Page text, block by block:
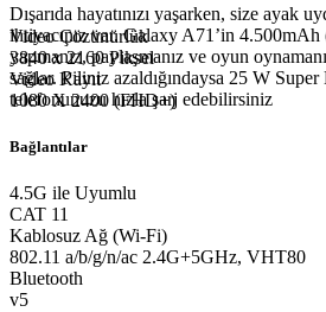
Dışarıda hayatınızı yaşarken, size ayak
ihtiyacınız var. Galaxy A71’in
yapmanız, paylaşmanız ve oyun
sağlar. Piliniz azaldığındaysa 25 W
telefonunuzu hızla şarj edebilirsiniz
Video Çözünürlük
3840 x 2160 Piksel
Video Kayıt
1080 X 2400 (FHD+)
Bağlantılar
4.5G ile Uyumlu
CAT 11
Kablosuz Ağ (Wi-Fi)
802.11 a/b/g/n/ac 2.4G+5GHz, VHT80
Bluetooth
v5